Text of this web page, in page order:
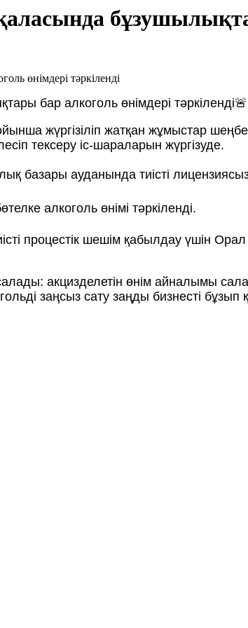
бар алкоголь өнімдері тәркіленді🚨
жүргізіліп жатқан жұмыстар
тексеру іс-шараларын жүргізуде.
ауданында тиісті
алкоголь өнімі тәркіленді.
процестік шешім қабылдау үшін
акцизделетін өнім айналымы
заңсыз сату заңды бизнесті